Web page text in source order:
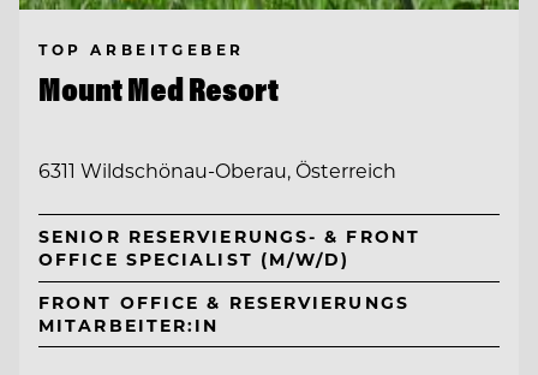
TOP ARBEITGEBER
Mount Med Resort
6311 Wildschönau-Oberau, Österreich
SENIOR RESERVIERUNGS- & FRONT
OFFICE SPECIALIST (M/W/D)
FRONT OFFICE & RESERVIERUNGS
MITARBEITER:IN